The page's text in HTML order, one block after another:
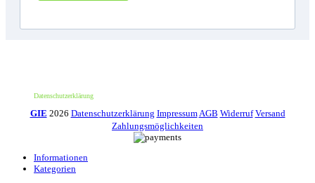
Datenschutzerklärung
GIE 2026 Datenschutzerklärung Impressum AGB Widerruf Versand
Zahlungsmöglichkeiten
Informationen
Kategorien